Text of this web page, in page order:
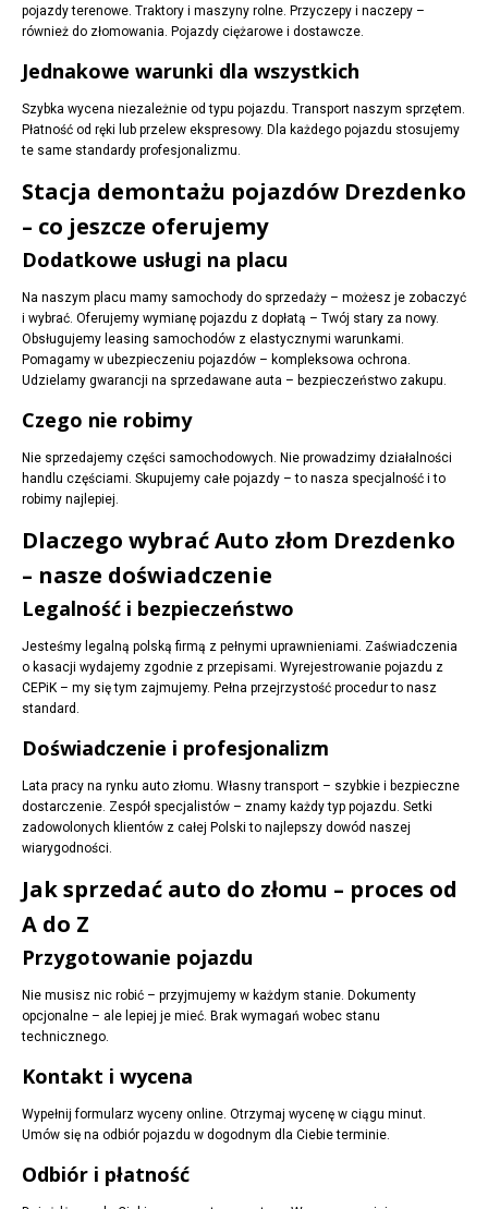
pojazdy terenowe. Traktory i maszyny rolne. Przyczepy i naczepy –
również do złomowania. Pojazdy ciężarowe i dostawcze.
Jednakowe warunki dla wszystkich
Szybka wycena niezależnie od typu pojazdu. Transport naszym sprzętem.
Płatność od ręki lub przelew ekspresowy. Dla każdego pojazdu stosujemy
te same standardy profesjonalizmu.
Stacja demontażu pojazdów Drezdenko
– co jeszcze oferujemy
Dodatkowe usługi na placu
Na naszym placu mamy samochody do sprzedaży – możesz je zobaczyć
i wybrać. Oferujemy wymianę pojazdu z dopłatą – Twój stary za nowy.
Obsługujemy leasing samochodów z elastycznymi warunkami.
Pomagamy w ubezpieczeniu pojazdów – kompleksowa ochrona.
Udzielamy gwarancji na sprzedawane auta – bezpieczeństwo zakupu.
Czego nie robimy
Nie sprzedajemy części samochodowych. Nie prowadzimy działalności
handlu częściami. Skupujemy całe pojazdy – to nasza specjalność i to
robimy najlepiej.
Dlaczego wybrać Auto złom Drezdenko
– nasze doświadczenie
Legalność i bezpieczeństwo
Jesteśmy legalną polską firmą z pełnymi uprawnieniami. Zaświadczenia
o kasacji wydajemy zgodnie z przepisami. Wyrejestrowanie pojazdu z
CEPiK – my się tym zajmujemy. Pełna przejrzystość procedur to nasz
standard.
Doświadczenie i profesjonalizm
Lata pracy na rynku auto złomu. Własny transport – szybkie i bezpieczne
dostarczenie. Zespół specjalistów – znamy każdy typ pojazdu. Setki
zadowolonych klientów z całej Polski to najlepszy dowód naszej
wiarygodności.
Jak sprzedać auto do złomu – proces od
A do Z
Przygotowanie pojazdu
Nie musisz nic robić – przyjmujemy w każdym stanie. Dokumenty
opcjonalne – ale lepiej je mieć. Brak wymagań wobec stanu
technicznego.
Kontakt i wycena
Wypełnij formularz wyceny online. Otrzymaj wycenę w ciągu minut.
Umów się na odbiór pojazdu w dogodnym dla Ciebie terminie.
Odbiór i płatność